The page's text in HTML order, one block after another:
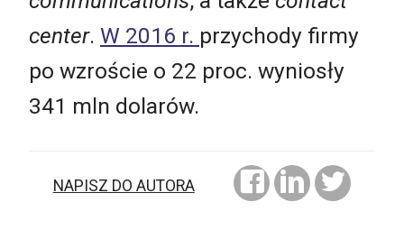
center. W 2016 r. przychody firmy
po wzroście o 22 proc. wyniosły
341 mln dolarów.
NAPISZ DO AUTORA